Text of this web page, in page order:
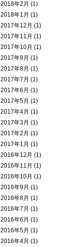
2018年2月 (1)
2018年1月 (1)
2017年12月 (1)
2017年11月 (1)
2017年10月 (1)
2017年9月 (1)
2017年8月 (1)
2017年7月 (1)
2017年6月 (1)
2017年5月 (1)
2017年4月 (1)
2017年3月 (1)
2017年2月 (1)
2017年1月 (1)
2016年12月 (1)
2016年11月 (1)
2016年10月 (1)
2016年9月 (1)
2016年8月 (1)
2016年7月 (1)
2016年6月 (1)
2016年5月 (1)
2016年4月 (1)